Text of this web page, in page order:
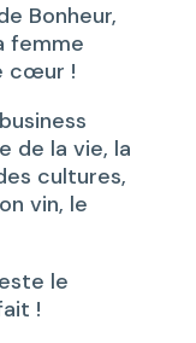
Bonheur,
femme
cœur !
de la vie, la
cultures,
vin, le
le
!